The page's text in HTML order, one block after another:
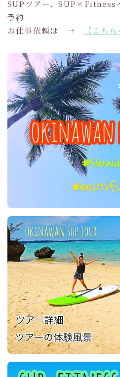
SUPツアー、SUP×Fitness
予約
お仕事依頼は →
【こちら